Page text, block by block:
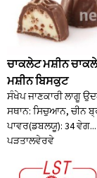
ਚਾਕਲੇਟ ਮਸ਼ੀਨ
ਮਸ਼ੀਨ ਬਿਸਕੁਟ
ਸੰਖੇਪ ਜਾਣਕਾਰੀ ਲਾਗੂ
ਸਥਾਨ: ਸਿਚੁਆਨ, ਚੀਨ
ਪਾਵਰ(ਡਬਲਯੂ): 34 ਵੇਗ...
ਪੜਤਾਲਵੇਰਵੇ